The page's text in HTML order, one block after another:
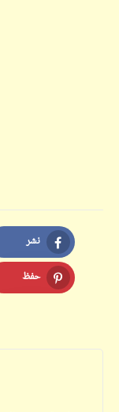
نشر
Facebook
حفظ
Pinterest